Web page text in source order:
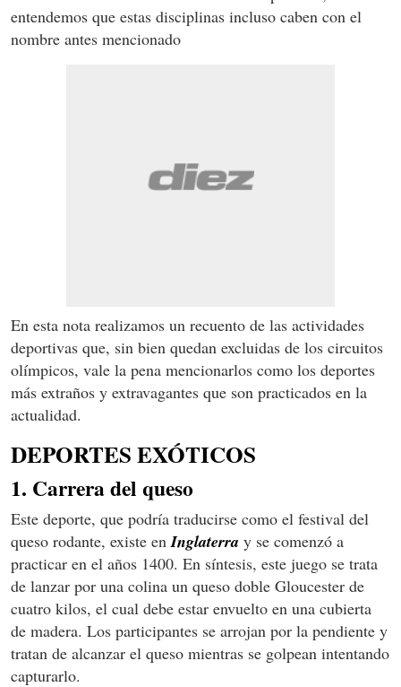
entendemos que estas disciplinas incluso caben con el
nombre antes mencionado
En esta nota realizamos un recuento de las actividades
deportivas que, sin bien quedan excluidas de los circuitos
olímpicos, vale la pena mencionarlos como los deportes
más extraños y extravagantes que son practicados en la
actualidad.
DEPORTES EXÓTICOS
1. Carrera del queso
Este deporte, que podría traducirse como el festival del
queso rodante, existe enInglaterra y se comenzó a
practicar en el años 1400. En síntesis, este juego se trata
de lanzar por una colina un queso doble Gloucester de
cuatro kilos, el cual debe estar envuelto en una cubierta
de madera. Los participantes se arrojan por la pendiente y
tratan de alcanzar el queso mientras se golpean intentando
capturarlo.